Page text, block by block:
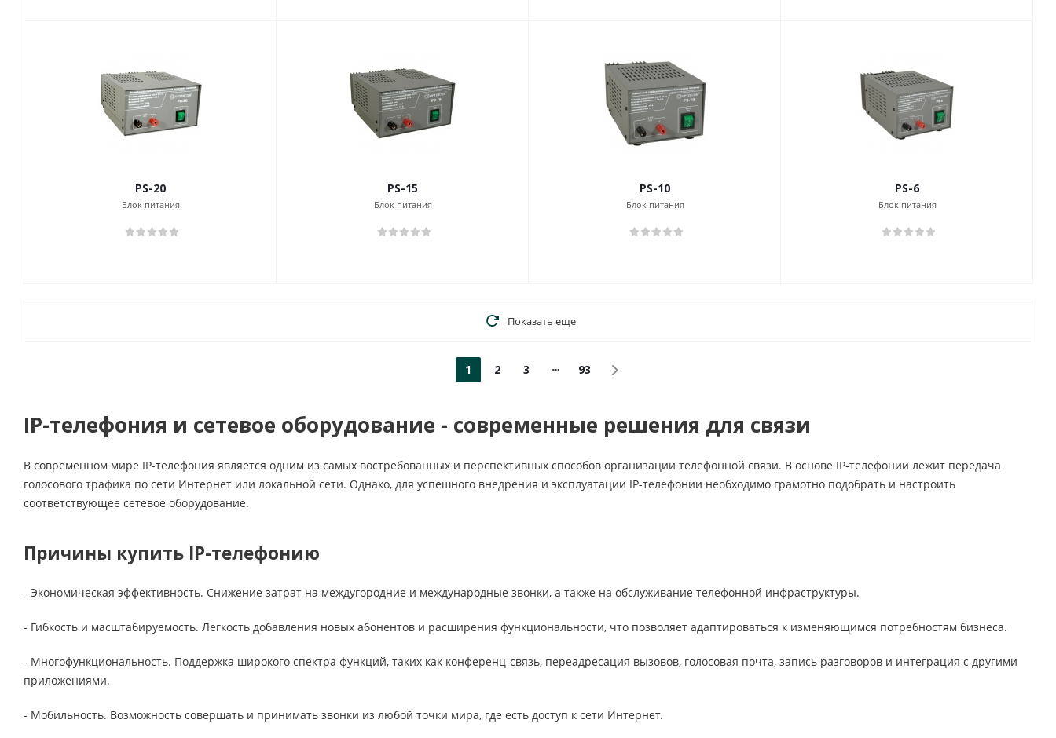
PS-20
Блок питания
PS-15
Блок питания
PS-10
Блок питания
PS-6
Блок питания
Показать еще
1 2 3 93
IP-телефония и сетевое оборудование - современные решения для связи
В современном мире IP-телефония является одним из самых востребованных и перспективных способов организации телефонной связи. В основе IP-телефонии лежит передача
голосового трафика по сети Интернет или локальной сети. Однако, для успешного внедрения и эксплуатации IP-телефонии необходимо грамотно подобрать и настроить
соответствующее сетевое оборудование.
Причины купить IP-телефонию
- Экономическая эффективность. Снижение затрат на междугородние и международные звонки, а также на обслуживание телефонной инфраструктуры.
- Гибкость и масштабируемость. Легкость добавления новых абонентов и расширения функциональности, что позволяет адаптироваться к изменяющимся потребностям бизнеса.
- Многофункциональность. Поддержка широкого спектра функций, таких как конференц-связь, переадресация вызовов, голосовая почта, запись разговоров и интеграция с другими
приложениями.
- Мобильность. Возможность совершать и принимать звонки из любой точки мира, где есть доступ к сети Интернет.